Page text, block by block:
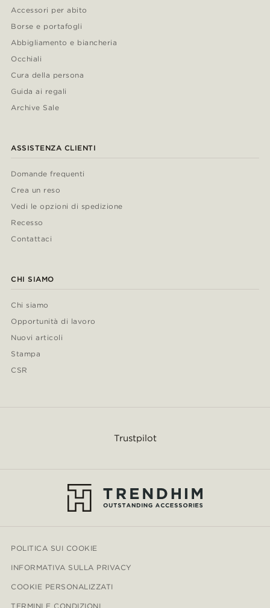
Accessori per abito
Borse e portafogli
Abbigliamento e biancheria
Occhiali
Cura della persona
Guida ai regali
Archive Sale
ASSISTENZA CLIENTI
Domande frequenti
Crea un reso
Vedi le opzioni di spedizione
Recesso
Contattaci
CHI SIAMO
Chi siamo
Opportunità di lavoro
Nuovi articoli
Stampa
CSR
Trustpilot
POLITICA SUI COOKIE
INFORMATIVA SULLA PRIVACY
COOKIE PERSONALIZZATI
TERMINI E CONDIZIONI